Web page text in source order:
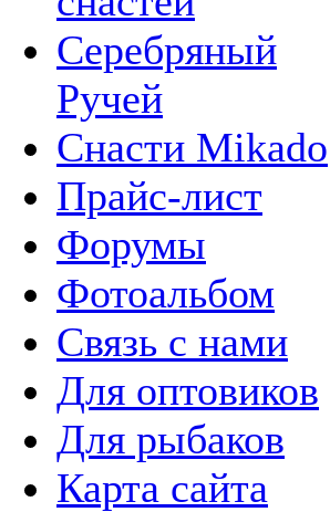
Серебряный
Ручей
Снасти Mikado
Прайс-лист
Форумы
Фотоальбом
Связь с нами
Для оптовиков
Для рыбаков
Карта сайта